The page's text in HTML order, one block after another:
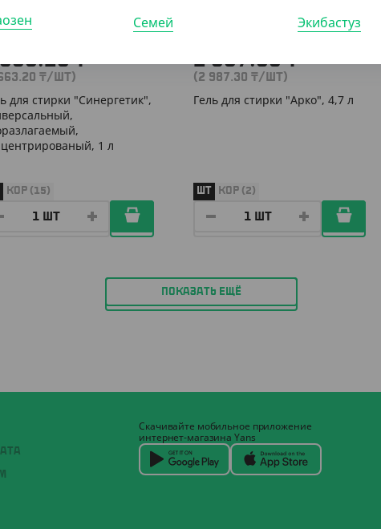
₸
₸/ШТ)
для стирки "Синергетик",
1 л
КОР (15)
2 987.30₸
(2 987.30 ₸/ШТ)
Гель для стирки "Арко", 4,7 л
ШТ КОР (2)
ПОКАЗАТЬ ЕЩЁ
Скачивайте мобильное приложение
интернет-магазина Yans
Семей
Экибастуз